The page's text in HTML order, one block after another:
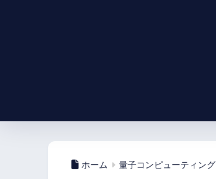
ホーム 量子コンピューティング